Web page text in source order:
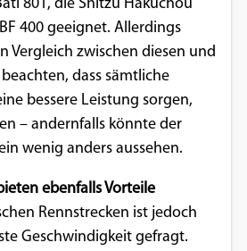
801, die Shitzu Hakuchou
400 geeignet. Allerdings
Vergleich zwischen diesen und
dass sämtliche
bessere Leistung sorgen,
– andernfalls könnte der
wenig anders aussehen.
ebenfalls Vorteile
Rennstrecken ist jedoch
Geschwindigkeit gefragt.